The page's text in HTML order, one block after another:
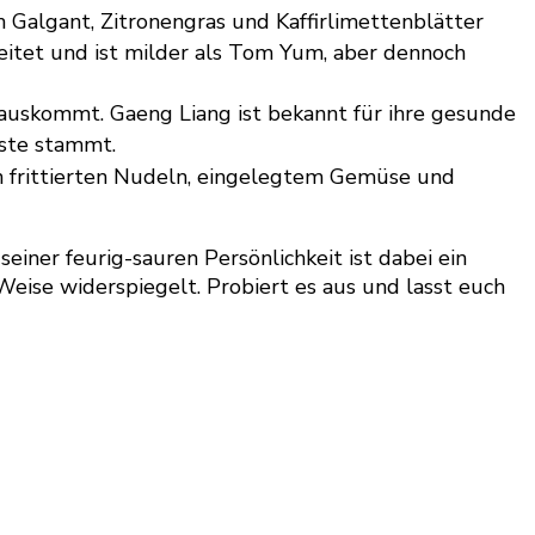
Galgant, Zitronengras und Kaffirlimettenblätter
und ist milder als Tom Yum, aber dennoch
Gaeng Liang ist bekannt für ihre gesunde
stammt.
frittierten Nudeln, eingelegtem Gemüse und
feurig-sauren Persönlichkeit ist dabei ein
widerspiegelt. Probiert es aus und lasst euch